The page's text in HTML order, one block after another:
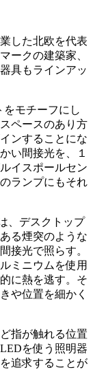
した北欧を代表
ークの建築家、
具もラインアッ
モチーフにし
ペースのあり方
ンすることにな
い間接光を、１
イスポールセン
ランプにもそれ
、デスクトップ
る煙突のような
接光で照らす。
ミニウムを使用
に熱を逃す。そ
や位置を細かく
指が触れる位置
を使う照明器
追求することが